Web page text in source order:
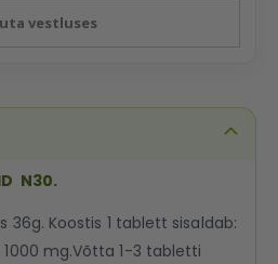
vestluses
N30.
36g. Koostis 1 tablett sisaldab:
mg.Võtta 1-3 tabletti